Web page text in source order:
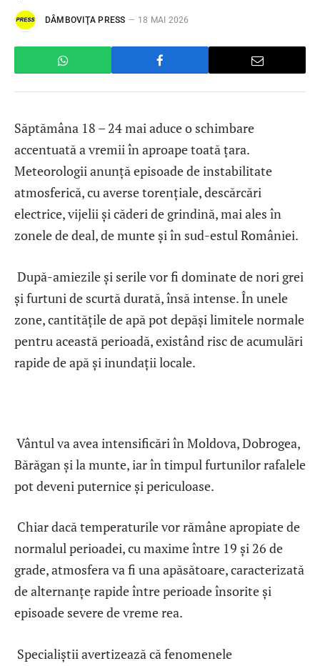
DÂMBOVIŢA PRESS 18 MAI 2026
Săptămâna 18 – 24 mai aduce o schimbare
accentuată a vremii în aproape toată țara.
Meteorologii anunță episoade de instabilitate
atmosferică, cu averse torențiale, descărcări
electrice, vijelii și căderi de grindină, mai ales în
zonele de deal, de munte și în sud-estul României.
După-amiezile și serile vor fi dominate de nori grei
și furtuni de scurtă durată, însă intense. În unele
zone, cantitățile de apă pot depăși limitele normale
pentru această perioadă, existând risc de acumulări
rapide de apă și inundații locale.
Vântul va avea intensificări în Moldova, Dobrogea,
Bărăgan și la munte, iar în timpul furtunilor rafalele
pot deveni puternice și periculoase.
Chiar dacă temperaturile vor rămâne apropiate de
normalul perioadei, cu maxime între 19 și 26 de
grade, atmosfera va fi una apăsătoare, caracterizată
de alternanțe rapide între perioade însorite și
episoade severe de vreme rea.
Specialiștii avertizează că fenomenele